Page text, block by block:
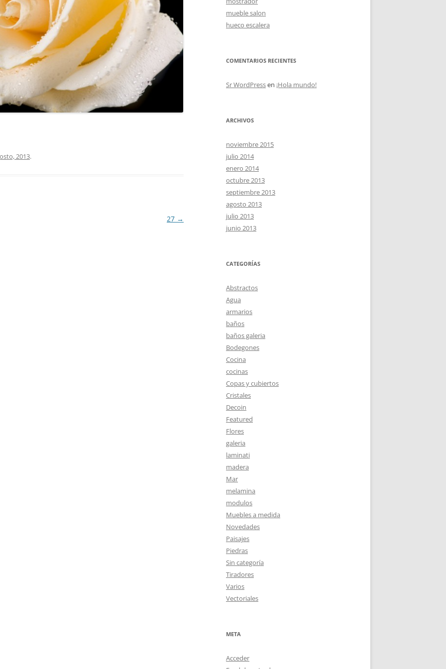
COPAS Y CUBIERTOS
FLORES
2013.
27 →
mueble salon
hueco escalera
COMENTARIOS RECIENTES
Sr WordPressen ¡Hola mundo!
ARCHIVOS
noviembre 2015
julio 2014
enero 2014
octubre 2013
septiembre 2013
agosto 2013
julio 2013
junio 2013
CATEGORÍAS
Abstractos
Agua
armarios
baños
baños galeria
Bodegones
Cocina
cocinas
Copas y cubiertos
Cristales
Decoin
Featured
Flores
galeria
laminati
madera
Mar
melamina
modulos
Muebles a medida
Novedades
Paisajes
Piedras
Sin categoría
Tiradores
Varios
Vectoriales
META
Acceder